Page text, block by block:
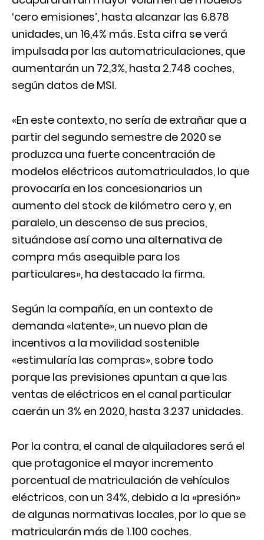
‘cero emisiones’, hasta alcanzar las 6.878
unidades, un 16,4% más. Esta cifra se verá
impulsada por las automatriculaciones, que
aumentarán un 72,3%, hasta 2.748 coches,
según datos de MSI.
«En este contexto, no sería de extrañar que a
partir del segundo semestre de 2020 se
produzca una fuerte concentración de
modelos eléctricos automatriculados, lo que
provocaría en los concesionarios un
aumento del stock de kilómetro cero y, en
paralelo, un descenso de sus precios,
situándose así como una alternativa de
compra más asequible para los
particulares», ha destacado la firma.
Según la compañía, en un contexto de
demanda «latente», un nuevo plan de
incentivos a la movilidad sostenible
«estimularía las compras», sobre todo
porque las previsiones apuntan a que las
ventas de eléctricos en el canal particular
caerán un 3% en 2020, hasta 3.237 unidades.
Por la contra, el canal de alquiladores será el
que protagonice el mayor incremento
porcentual de matriculación de vehículos
eléctricos, con un 34%, debido a la «presión»
de algunas normativas locales, por lo que se
matricularán más de 1.100 coches.